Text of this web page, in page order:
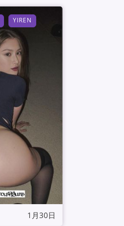
YIREN
1月30日